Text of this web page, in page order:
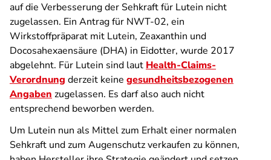
auf die Verbesserung der Sehkraft für Lutein nicht
zugelassen. Ein Antrag für NWT-02, ein
Wirkstoffpräparat mit Lutein, Zeaxanthin und
Docosahexaensäure (DHA) in Eidotter, wurde 2017
abgelehnt. Für Lutein sind laut Health-Claims-
Verordnung derzeit keine gesundheitsbezogenen
Angaben zugelassen. Es darf also auch nicht
entsprechend beworben werden.
Um Lutein nun als Mittel zum Erhalt einer normalen
Sehkraft und zum Augenschutz verkaufen zu können,